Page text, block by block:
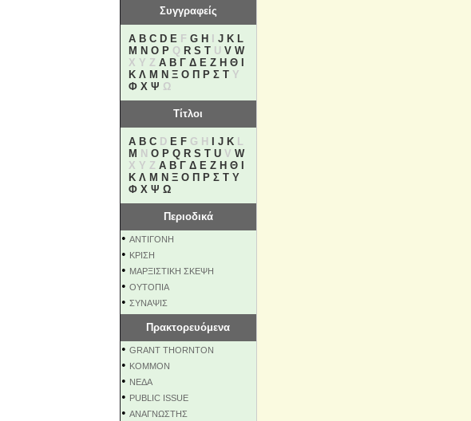
Συγγραφείς
A B C D EF G H J K L
M N O PQ R S TU V W
X Y Z Α Β Γ Δ Ε Ζ Η Θ
Κ Λ Μ Ν Ξ Ο Π Ρ Σ ΤΥ
Φ Χ Ψ Ω
Τίτλοι
A B CD E FG H J KL
M N O P Q R S T UV W
X Y Z Α Β Γ Δ Ε Ζ Η Θ
Κ Λ Μ Ν Ξ Ο Π Ρ Σ Τ Υ
Φ Χ Ψ Ω
Περιοδικά
• ΑΝΤΙΓΟΝΗ
• ΚΡΙΣΗ
• ΜΑΡΞΙΣΤΙΚΗ ΣΚΕΨΗ
• ΟΥΤΟΠΙΑ
• ΣΥΝΑΨΙΣ
Πρακτορευόμενα
• GRANT THORNTON
• KOMMON
• NEΔΑ
• PUBLIC ISSUE
• ΑΝΑΓΝΩΣΤΗΣ